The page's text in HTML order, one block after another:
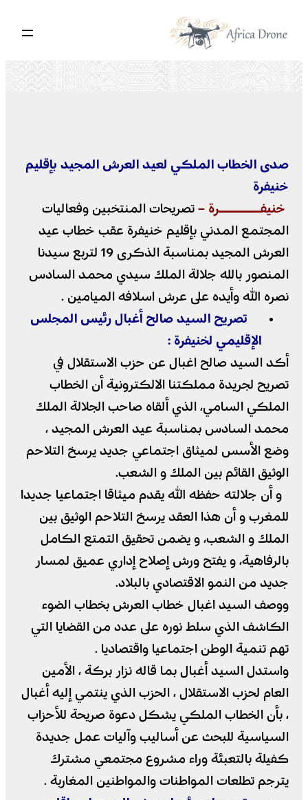
المحتوى
صدى الخطاب الملكي لعيد العرش المجيد بإقليم
خنيفرة
خنيفــــــرة – تصريحات المنتخبين وفعاليات
المجتمع المدني بإقليم خنيفرة عقب خطاب عيد
العرش المجيد بمناسبة الذكرى 19 لتربع سيدنا
المنصور بالله جلالة الملك سيدي محمد السادس
نصره الله وأيده على عرش اسلافه الميامين .
تصريح السيد صالح أغبال رئيس المجلس
الإقليمي لخنيفرة :
أكد السيد صالح اغبال عن حزب الاستقلال في
تصريح لجريدة مملكتنا الالكترونية أن الخطاب
الملكي السامي، الذي ألقاه صاحب الجلالة الملك
محمد السادس بمناسبة عيد العرش المجيد ،
وضع الأسس لميثاق اجتماعي جديد يرسخ التلاحم
الوثيق القائم بين الملك و الشعب.
و أن جلالته حفظه الله يقدم ميثاقا اجتماعيا جديدا
للمغرب و أن هذا العقد يرسخ التلاحم الوثيق بين
الملك و الشعب، و يضمن تحقيق التمتع الكامل
بالرفاهية، و يفتح ورش إصلاح إداري عميق لمسار
جديد من النمو الاقتصادي بالبلاد.
ووصف السيد اغبال خطاب العرش بخطاب الضوء
الكاشف الذي سلط نوره على عدد من القضايا التي
تهم تنمية الوطن اجتماعيا واقتصاديا .
واستدل السيد أغبال بما قاله نزار بركة ، الأمين
العام لحزب الاستقلال ، الحزب الذي ينتمي إليه أغبال
، بأن الخطاب الملكي يشكل دعوة صريحة للأحزاب
السياسية للبحث عن أساليب وآليات عمل جديدة
كفيلة بالتعبئة وراء مشروع مجتمعي مشترك
يترجم تطلعات المواطنات والمواطنين المغاربة .